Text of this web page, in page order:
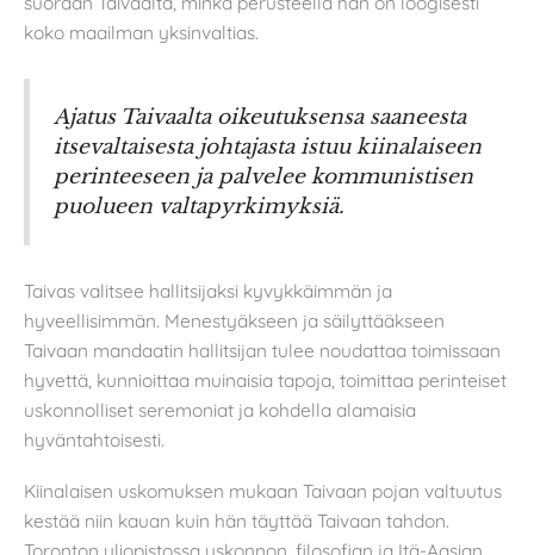
koko maailman yksinvaltias.
Ajatus Taivaalta oikeutuksensa saaneesta
itsevaltaisesta johtajasta istuu kiinalaiseen
perinteeseen ja palvelee kommunistisen
puolueen valtapyrkimyksiä.
Taivas valitsee hallitsijaksi kyvykkäimmän ja
hyveellisimmän. Menestyäkseen ja säilyttääkseen
Taivaan mandaatin hallitsijan tulee noudattaa toimissaan
hyvettä, kunnioittaa muinaisia tapoja, toimittaa perinteiset
uskonnolliset seremoniat ja kohdella alamaisia
hyväntahtoisesti.
Kiinalaisen uskomuksen mukaan Taivaan pojan valtuutus
kestää niin kauan kuin hän täyttää Taivaan tahdon.